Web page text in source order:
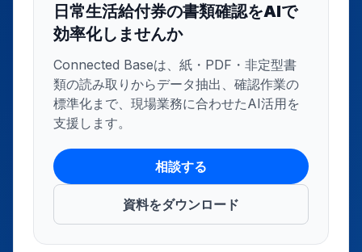
日常生活給付券の書類確認をAIで
効率化しませんか
Connected Baseは、紙・PDF・非定型書
類の読み取りからデータ抽出、確認作業の
標準化まで、現場業務に合わせたAI活用を
支援します。
相談する
資料をダウンロード